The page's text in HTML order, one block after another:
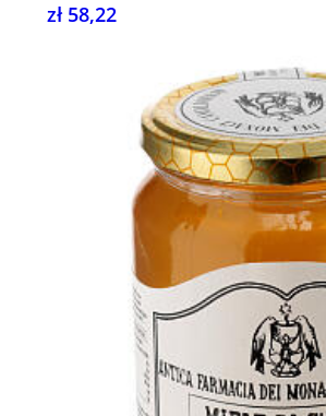
zł 58,22